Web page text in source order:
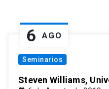
6 AGO
Seminarios
Steven Williams,